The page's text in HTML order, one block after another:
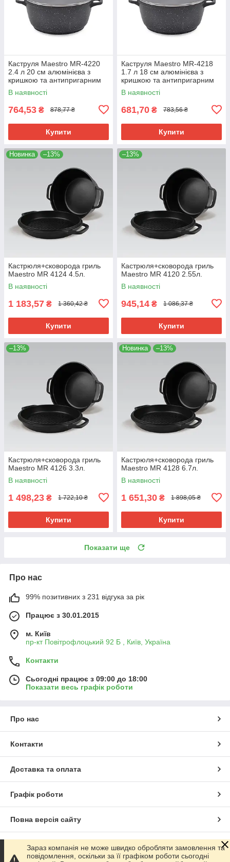
Каструля Maestro MR-4220
2.4 л 20 см алюмінієва з
кришкою та антипригарним
покриттям
В наявності
764,53 ₴ 878,77 ₴
Купити
Каструля Maestro MR-4218
1.7 л 18 см алюмінієва з
кришкою та антипригарним
покриттям
В наявності
681,70 ₴ 783,56 ₴
Купити
Новинка –13%
Кастрюля+сковорода гриль
Maestro MR 4124 4.5л.
В наявності
1 183,57 ₴ 1 360,42 ₴
Купити
–13%
Кастрюля+сковорода гриль
Maestro MR 4120 2.55л.
В наявності
945,14 ₴ 1 086,37 ₴
Купити
–13%
Кастрюля+сковорода гриль
Maestro MR 4126 3.3л.
В наявності
1 498,23 ₴ 1 722,10 ₴
Купити
Новинка –13%
Кастрюля+сковорода гриль
Maestro MR 4128 6.7л.
В наявності
1 651,30 ₴ 1 898,05 ₴
Купити
Показати ще
Про нас
99% позитивних з 231 відгука за рік
Працює з 30.01.2015
м. Київ
пр-кт Повітрофлоцький 92 Б , Київ, Україна
Контакти
Сьогодні працює з 09:00 до 18:00
Показати весь графік роботи
Про нас
Контакти
Доставка та оплата
Графік роботи
Повна версія сайту
Сайт створено на маркетплейсі Prom.ua
Зараз компанія не може швидко обробляти замовлення та
повідомлення, оскільки за її графіком роботи сьогодні